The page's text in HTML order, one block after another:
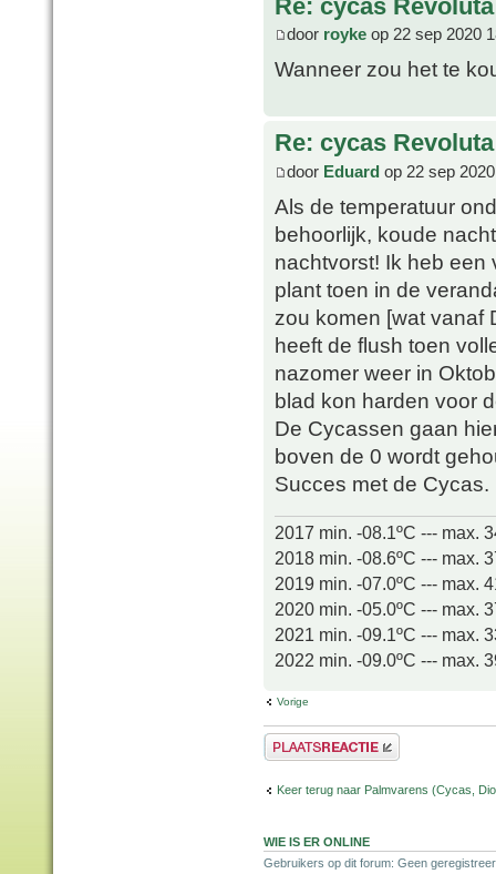
Re: cycas Revoluta
door royke op 22 sep 2020
Wanneer zou het te
Re: cycas Revoluta
door Eduard op 22 sep
Als de temperatuur
behoorlijk, koude
nachtvorst! Ik heb een
plant toen in de
zou komen [wat vanaf
heeft de flush toen
nazomer weer in
blad kon harden voor
De Cycassen gaan
boven de 0 wordt
Succes met de Cycas.
2017 min. -08.1ºC --- max.
2018 min. -08.6ºC --- max.
2019 min. -07.0ºC --- max.
2020 min. -05.0ºC --- max.
2021 min. -09.1ºC --- max.
2022 min. -09.0ºC --- max.
Vorige
Plaats een reactie
Keer terug naar Palmvarens (Cycas,
WIE IS ER ONLINE
Gebruikers op dit forum: Geen